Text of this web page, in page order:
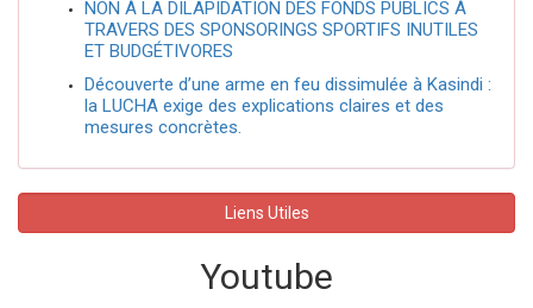
NON À LA DILAPIDATION DES FONDS PUBLICS À
TRAVERS DES SPONSORINGS SPORTIFS INUTILES
ET BUDGÉTIVORES
Découverte d’une arme en feu dissimulée à Kasindi :
la LUCHA exige des explications claires et des
mesures concrètes.
Liens Utiles
Youtube